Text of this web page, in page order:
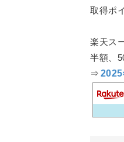
取得ポ
楽天ス
半額、
⇒